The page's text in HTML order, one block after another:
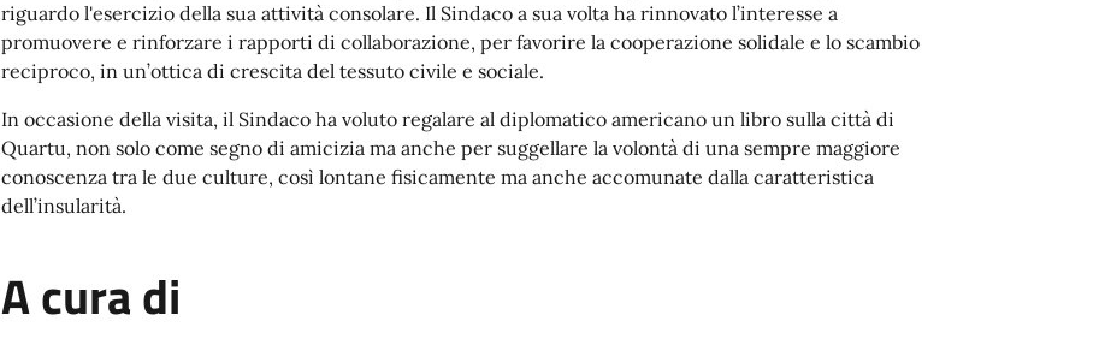
riguardo l'esercizio della sua attività consolare. Il Sindaco a sua volta ha rinnovato l’interesse a
promuovere e rinforzare i rapporti di collaborazione, per favorire la cooperazione solidale e lo scambio
reciproco, in un’ottica di crescita del tessuto civile e sociale.
In occasione della visita, il Sindaco ha voluto regalare al diplomatico americano un libro sulla città di
Quartu, non solo come segno di amicizia ma anche per suggellare la volontà di una sempre maggiore
conoscenza tra le due culture, così lontane fisicamente ma anche accomunate dalla caratteristica
dell’insularità.
A cura di